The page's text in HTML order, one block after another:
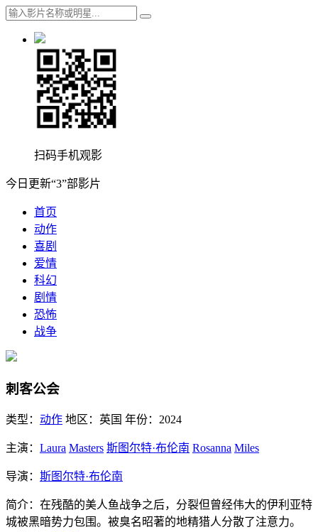
扫码手机观影
今日更新“3”部影片
首页
动作
喜剧
爱情
科幻
剧情
恐怖
战争
刺客公会
类型： 动作 地区： 英国 年份： 2024
主演： Laura Masters 斯图尔特·布伦南 Rosanna Miles
导演： 斯图尔特·布伦南
简介： 在残酷的美人鱼战争之后，分裂但曾经伟大的伊利亚特
城被黑暗势力包围。被臭名昭著的地精猎人分散了注意力。